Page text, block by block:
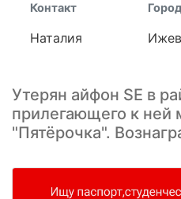
Контакт
Наталия
Утерян айфон SE в
прилегающего к ней
"Пятёрочка".